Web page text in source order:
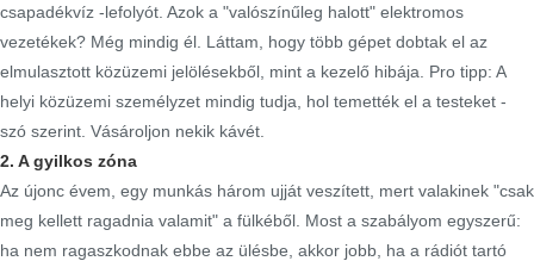
csapadékvíz -lefolyót. Azok a "valószínűleg halott" elektromos
vezetékek? Még mindig él. Láttam, hogy több gépet dobtak el az
elmulasztott közüzemi jelölésekből, mint a kezelő hibája. Pro tipp: A
helyi közüzemi személyzet mindig tudja, hol temették el a testeket -
szó szerint. Vásároljon nekik kávét.
2. A gyilkos zóna
Az újonc évem, egy munkás három ujját veszített, mert valakinek "csak
meg kellett ragadnia valamit" a fülkéből. Most a szabályom egyszerű:
ha nem ragaszkodnak ebbe az ülésbe, akkor jobb, ha a rádiót tartó